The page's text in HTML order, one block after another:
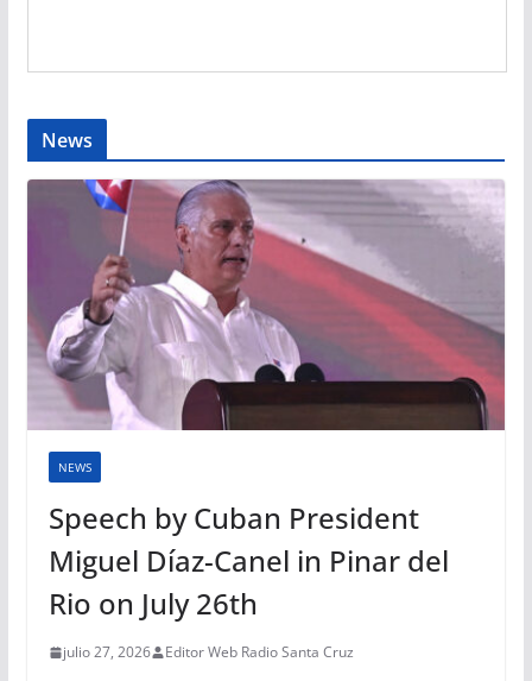
News
NEWS
Speech by Cuban President
Miguel Díaz-Canel in Pinar del
Rio on July 26th
julio 27, 2026 Editor Web Radio Santa Cruz